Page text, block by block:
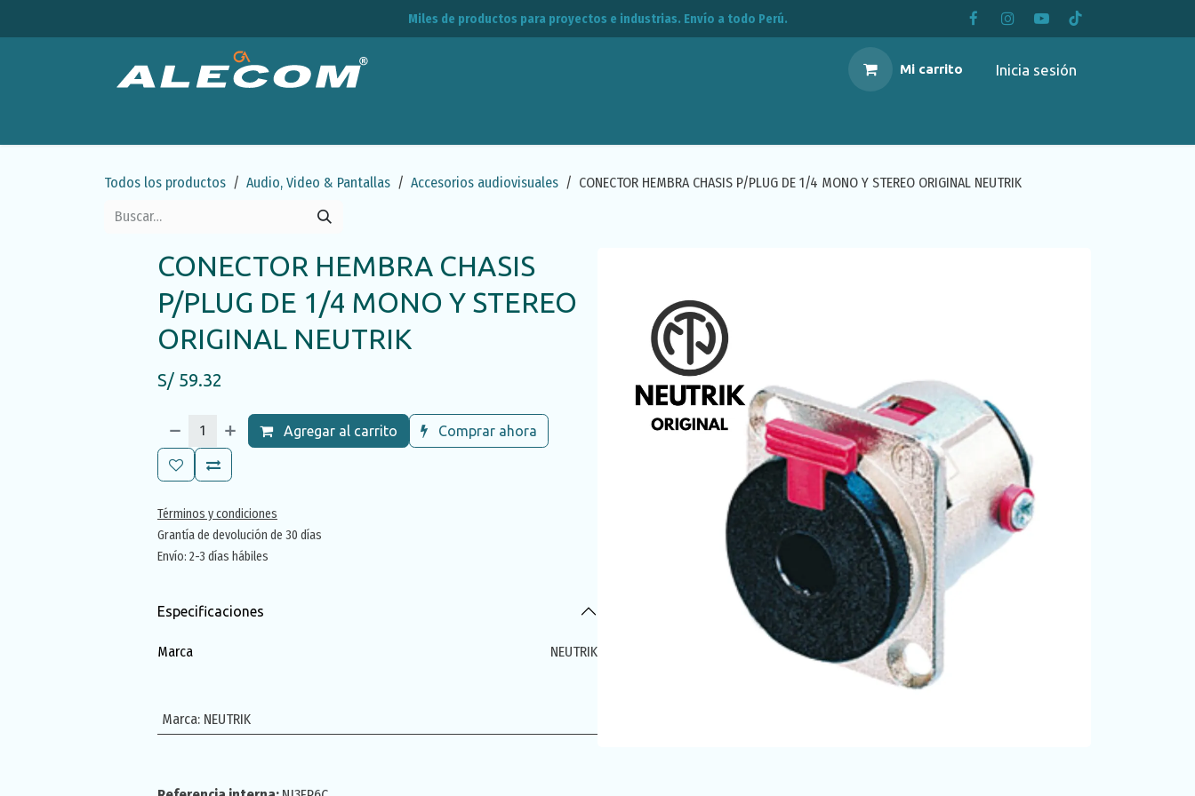
Miles de productos para proyectos e industrias. Envío a todo Perú.
Mi carrito Inicia sesión
Todos los productos Audio, Video & Pantallas Accesorios audiovisuales CONECTOR HEMBRA CHASIS P/PLUG DE 1/4 MONO Y STEREO ORIGINAL NEUTRIK
CONECTOR HEMBRA CHASIS
P/PLUG DE 1/4 MONO Y STEREO
ORIGINAL NEUTRIK
S/ 59.32
Agregar al carrito Comprar ahora
Términos y condiciones
Grantía de devolución de 30 días
Envío: 2-3 días hábiles
Especificaciones
Marca NEUTRIK
Marca: NEUTRIK